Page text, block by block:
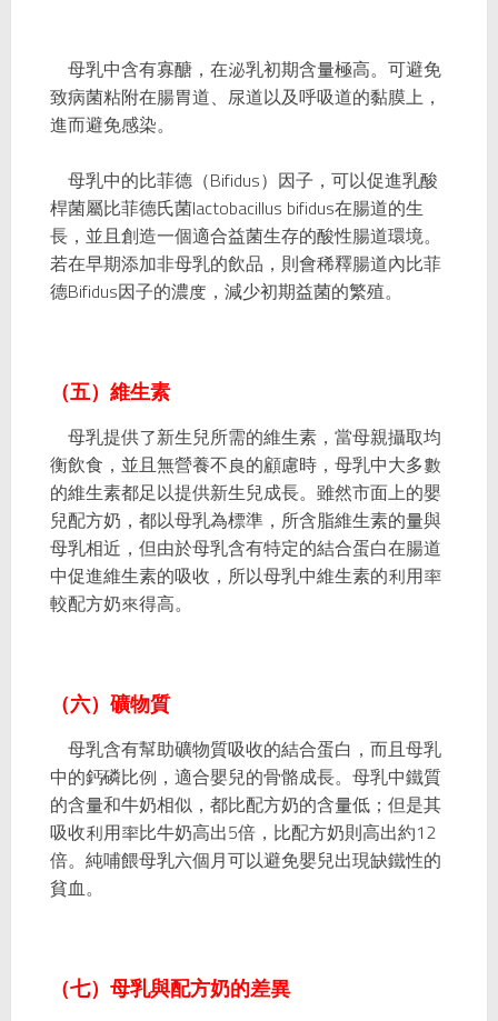
母乳中含有寡醣，在泌乳初期含量極高。可避免
致病菌粘附在腸胃道、尿道以及呼吸道的黏膜上，
進而避免感染。
母乳中的比菲德（Bifidus）因子，可以促進乳酸
桿菌屬比菲德氏菌lactobacillus bifidus在腸道的生
長，並且創造一個適合益菌生存的酸性腸道環境。
若在早期添加非母乳的飲品，則會稀釋腸道內比菲
德Bifidus因子的濃度，減少初期益菌的繁殖。
（五）維生素
母乳提供了新生兒所需的維生素，當母親攝取均
衡飲食，並且無營養不良的顧慮時，母乳中大多數
的維生素都足以提供新生兒成長。雖然市面上的嬰
兒配方奶，都以母乳為標準，所含脂維生素的量與
母乳相近，但由於母乳含有特定的結合蛋白在腸道
中促進維生素的吸收，所以母乳中維生素的利用率
較配方奶來得高。
（六）礦物質
母乳含有幫助礦物質吸收的結合蛋白，而且母乳
中的鈣⁄磷比例，適合嬰兒的骨骼成長。母乳中鐵質
的含量和牛奶相似，都比配方奶的含量低；但是其
吸收利用率比牛奶高出5倍，比配方奶則高出約12
倍。純哺餵母乳六個月可以避免嬰兒出現缺鐵性的
貧血。
（七）母乳與配方奶的差異